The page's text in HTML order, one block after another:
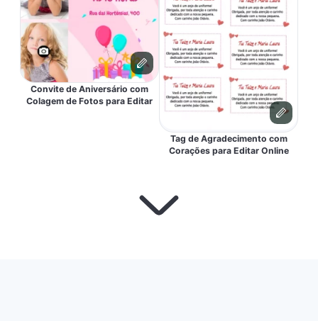
Convite de Aniversário com
Colagem de Fotos para Editar
Tag de Agradecimento com
Corações para Editar Online